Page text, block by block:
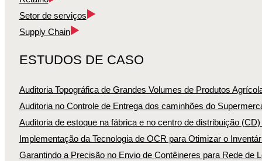
Setor de serviços
Supply Chain
ESTUDOS DE CASO
Auditoria Topográfica de Grandes Volumes de Produtos
Auditoria no Controle de Entrega dos caminhões do
Auditoria de estoque na fábrica e no centro de distribuição
Implementação da Tecnologia de OCR para Otimizar o
Garantindo a Precisão no Envio de Contêineres para Rede de